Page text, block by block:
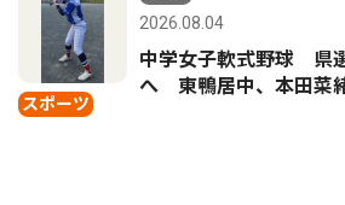
スポーツ
2026.08.04
中学女子軟式野球 県
へ 東鴨居中、本田菜